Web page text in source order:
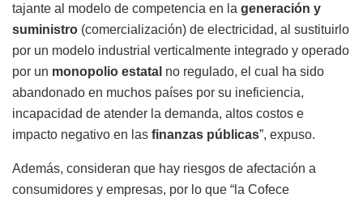
tajante al modelo de competencia en la generación y
suministro (comercialización) de electricidad, al sustituirlo
por un modelo industrial verticalmente integrado y operado
por un monopolio estatal no regulado, el cual ha sido
abandonado en muchos países por su ineficiencia,
incapacidad de atender la demanda, altos costos e
impacto negativo en las finanzas públicas”, expuso.
Además, consideran que hay riesgos de afectación a
consumidores y empresas, por lo que “la Cofece